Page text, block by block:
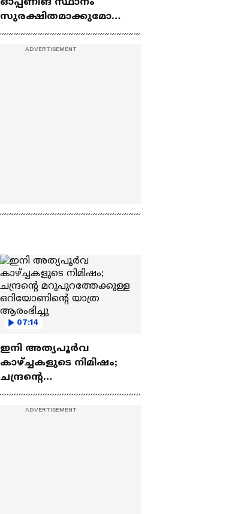
സുരക്ഷിതമാക്കുമോ
07:14
ഇനി അത്യപൂര്‍വ
കാഴ്ച്ചകളുടെ നിമിഷം;
ചന്ദ്രന്റെ
മറുപുറത്തേക്കുള്ള
ഒറിയോണിന്റെ യാത്ര